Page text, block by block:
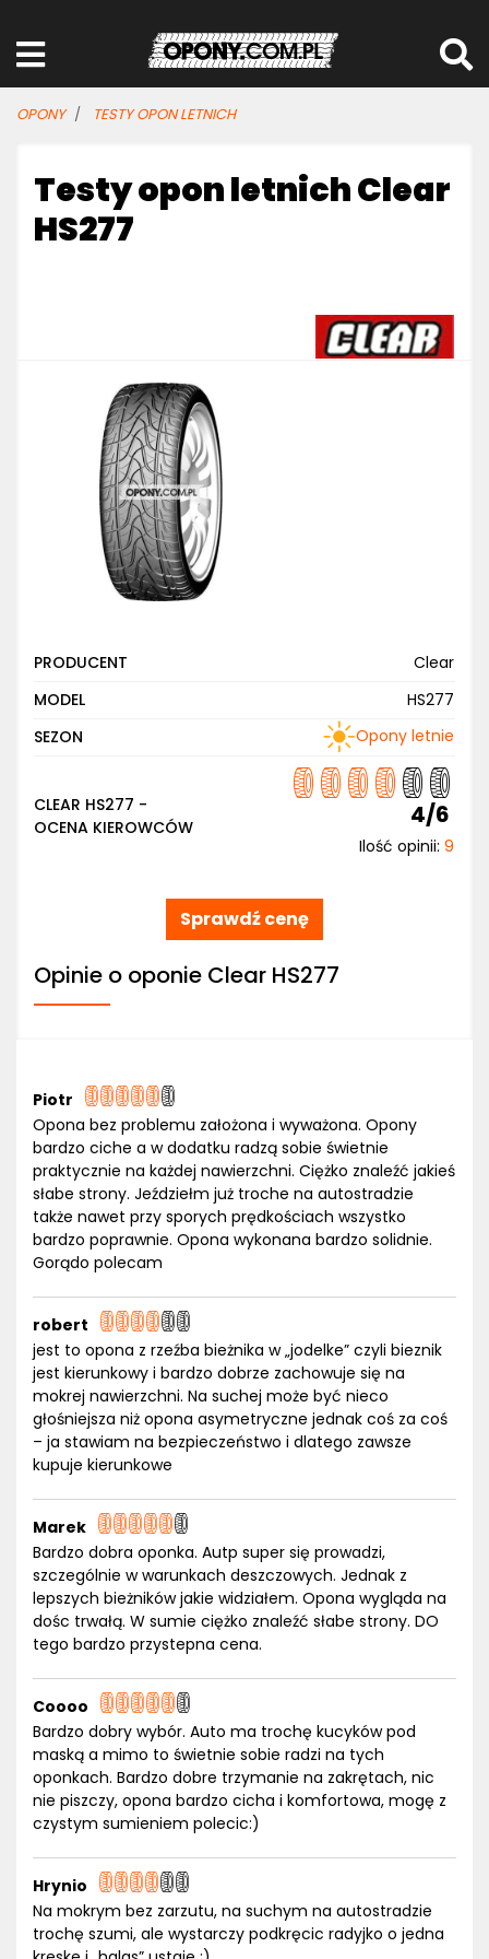
OPONY TESTY OPON LETNICH
Testy opon letnich Clear
HS277
PRODUCENT
Clear
MODEL
HS277
SEZON
Opony letnie
CLEAR HS277 -
OCENA KIEROWCÓW
4/6
Ilość opinii: 9
Sprawdź cenę
Opinie o oponie Clear HS277
Piotr
Opona bez problemu założona i wyważona. Opony
bardzo ciche a w dodatku radzą sobie świetnie
praktycznie na każdej nawierzchni. Ciężko znaleźć jakieś
słabe strony. Jeździełm już troche na autostradzie
także nawet przy sporych prędkościach wszystko
bardzo poprawnie. Opona wykonana bardzo solidnie.
Gorądo polecam
robert
jest to opona z rzeźba bieżnika w „jodelke” czyli bieznik
jest kierunkowy i bardzo dobrze zachowuje się na
mokrej nawierzchni. Na suchej może być nieco
głośniejsza niż opona asymetryczne jednak coś za coś
– ja stawiam na bezpieczeństwo i dlatego zawsze
kupuje kierunkowe
Marek
Bardzo dobra oponka. Autp super się prowadzi,
szczególnie w warunkach deszczowych. Jednak z
lepszych bieżników jakie widziałem. Opona wygląda na
dośc trwałą. W sumie ciężko znaleźć słabe strony. DO
tego bardzo przystepna cena.
Coooo
Bardzo dobry wybór. Auto ma trochę kucyków pod
maską a mimo to świetnie sobie radzi na tych
oponkach. Bardzo dobre trzymanie na zakrętach, nic
nie piszczy, opona bardzo cicha i komfortowa, mogę z
czystym sumieniem polecic:)
Hrynio
Na mokrym bez zarzutu, na suchym na autostradzie
trochę szumi, ale wystarczy podkręcic radyjko o jedna